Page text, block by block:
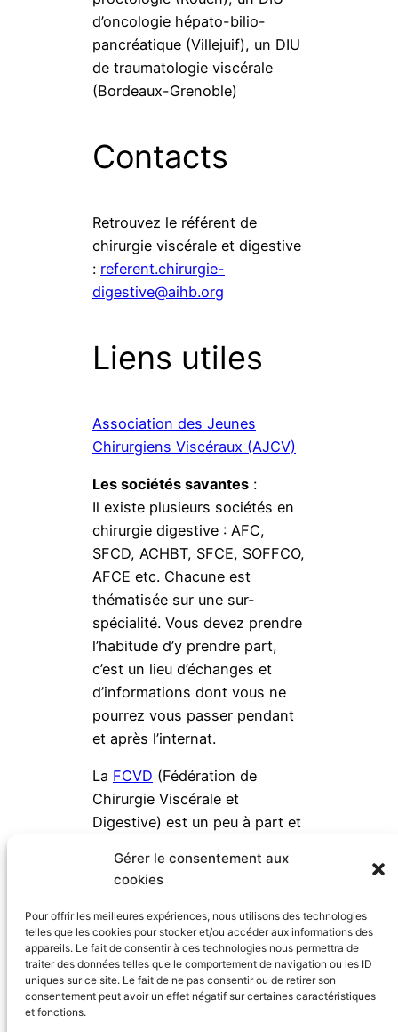
Gérer le consentement aux
cookies
Pour offrir les meilleures expériences, nous utilisons des technologies
telles que les cookies pour stocker et/ou accéder aux informations des
appareils. Le fait de consentir à ces technologies nous permettra de
traiter des données telles que le comportement de navigation ou les ID
uniques sur ce site. Le fait de ne pas consentir ou de retirer son
consentement peut avoir un effet négatif sur certaines caractéristiques
et fonctions.
d’oncologie hépato-bilio-
pancréatique (Villejuif), un DIU
de traumatologie viscérale
(Bordeaux-Grenoble)
Contacts
Retrouvez le référent de
chirurgie viscérale et digestive
: referent.chirurgie-
digestive@aihb.org
Liens utiles
Association des Jeunes
Chirurgiens Viscéraux (AJCV)
Les sociétés savantes :
Il existe plusieurs sociétés en
chirurgie digestive : AFC,
SFCD, ACHBT, SFCE, SOFFCO,
AFCE etc. Chacune est
thématisée sur une sur-
spécialité. Vous devez prendre
l’habitude d’y prendre part,
c’est un lieu d’échanges et
d’informations dont vous ne
pourrez vous passer pendant
et après l’internat.
La FCVD (Fédération de
Chirurgie Viscérale et
Digestive) est un peu à part et
vie professionnelle :
Professionnel Continu, etc.
Ceci est particulièrement
important pour ceux qui
s’orientent vers l’exercice
libéral.